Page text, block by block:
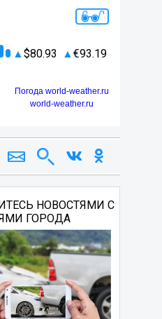
80.93 93.19
Погода world-weather.ru
world-weather.ru
НОВОСТЯМИ С
ГОРОДА